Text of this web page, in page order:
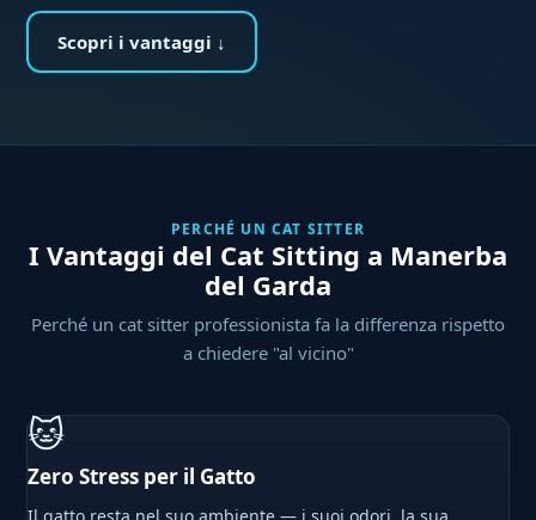
Scopri i vantaggi ↓
PERCHÉ UN CAT SITTER
I Vantaggi del Cat Sitting a Manerba
del Garda
Perché un cat sitter professionista fa la differenza rispetto
a chiedere "al vicino"
🐱
Zero Stress per il Gatto
Il gatto resta nel suo ambiente — i suoi odori, la sua